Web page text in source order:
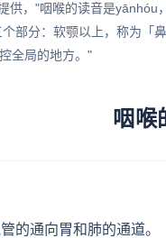
供，"咽喉的读音是
部分：软颚以上，称为「
全局的地方。"
咽喉
的通向胃和肺的通道。